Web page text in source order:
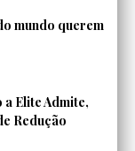
mundo querem
a Elite Admite,
Redução